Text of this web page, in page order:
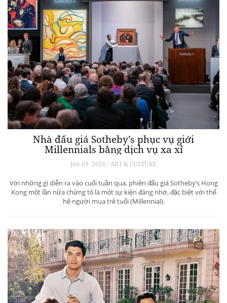
Nhà đấu giá Sotheby’s phục vụ giới
Millennials bằng dịch vụ xa xỉ
Jan 09, 2020 / ART & CULTURE
Với những gì diễn ra vào cuối tuần qua, phiên đấu giá Sotheby’s Hong
Kong một lần nữa chứng tỏ là một sự kiện đáng nhớ, đặc biệt với thế
hệ người mua trẻ tuổi (Millennial).